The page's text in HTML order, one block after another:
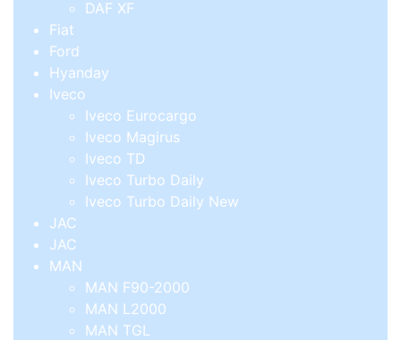
DAF XF
Fiat
Ford
Hyanday
Iveco
Iveco Eurocargo
Iveco Magirus
Iveco TD
Iveco Turbo Daily
Iveco Turbo Daily New
JAC
JAC
MAN
MAN F90-2000
MAN L2000
MAN TGL